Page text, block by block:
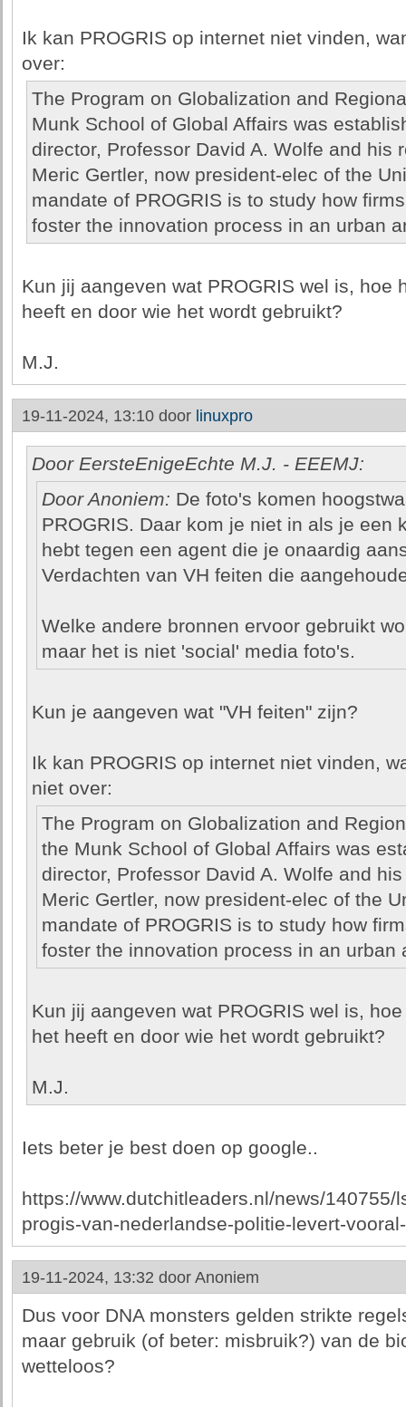
Ik kan PROGRIS op internet niet vinden,
over:
The Program on Globalization and
Munk School of Global Affairs was
director, Professor David A. Wolfe and his
Meric Gertler, now president-elec of the
mandate of PROGRIS is to study how
foster the innovation process in an urban
Kun jij aangeven wat PROGRIS wel is, hoe
heeft en door wie het wordt gebruikt?
M.J.
19-11-2024, 13:10 door linuxpro
Door EersteEnigeEchte M.J. - EEEMJ:
Door Anoniem: De foto's komen
PROGRIS. Daar kom je niet in als je een
hebt tegen een agent die je onaardig
Verdachten van VH feiten die
Welke andere bronnen ervoor gebruikt
maar het is niet 'social' media foto's.
Kun je aangeven wat "VH feiten" zijn?
Ik kan PROGRIS op internet niet vinden,
niet over:
The Program on Globalization and
the Munk School of Global Affairs was
director, Professor David A. Wolfe and
Meric Gertler, now president-elec of the
mandate of PROGRIS is to study how
foster the innovation process in an urban
Kun jij aangeven wat PROGRIS wel is,
het heeft en door wie het wordt gebruikt?
M.J.
Iets beter je best doen op google..
https://www.dutchitleaders.nl/news/
progis-van-nederlandse-politie-levert-
19-11-2024, 13:32 door Anoniem
Dus voor DNA monsters gelden strikte
maar gebruik (of beter: misbruik?) van de
wetteloos?